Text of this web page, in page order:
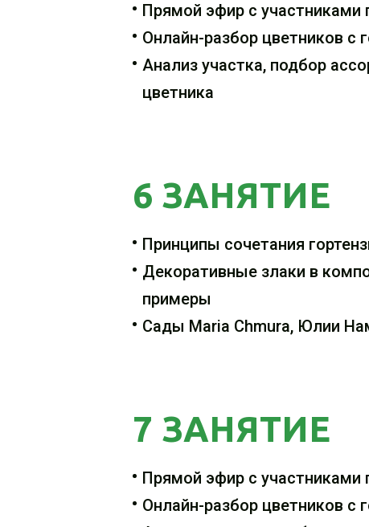
Прямой эфир с участниками
Онлайн-разбор цветников с
Анализ участка, подбор
цветника
6 ЗАНЯТИЕ
Принципы сочетания
Декоративные злаки в
примеры
Сады Maria Chmura, Юлии
7 ЗАНЯТИЕ
Прямой эфир с участниками
Онлайн-разбор цветников с